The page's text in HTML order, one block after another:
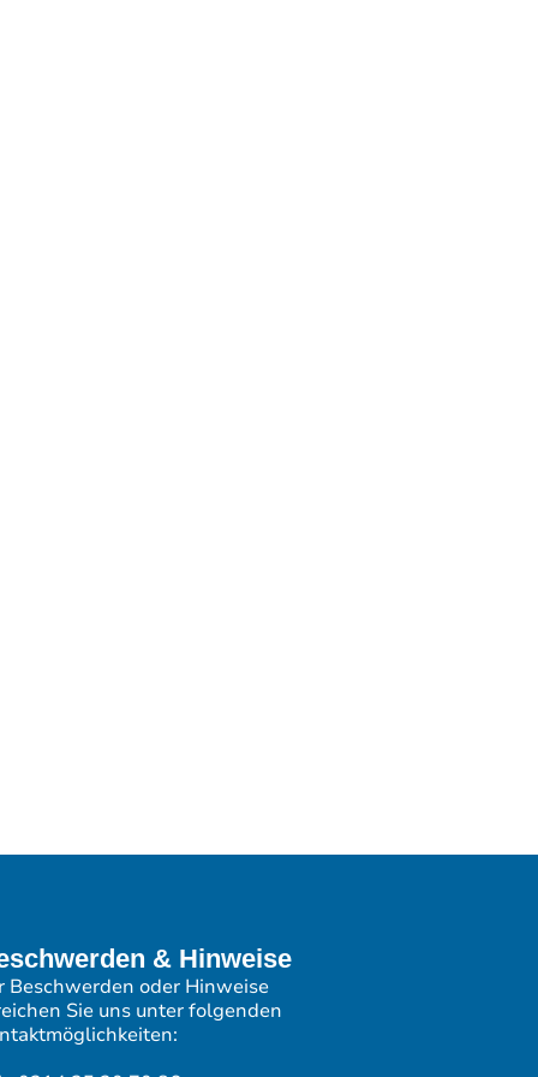
& Hinweise
Beschwerden oder Hinweise
Sie uns unter folgenden